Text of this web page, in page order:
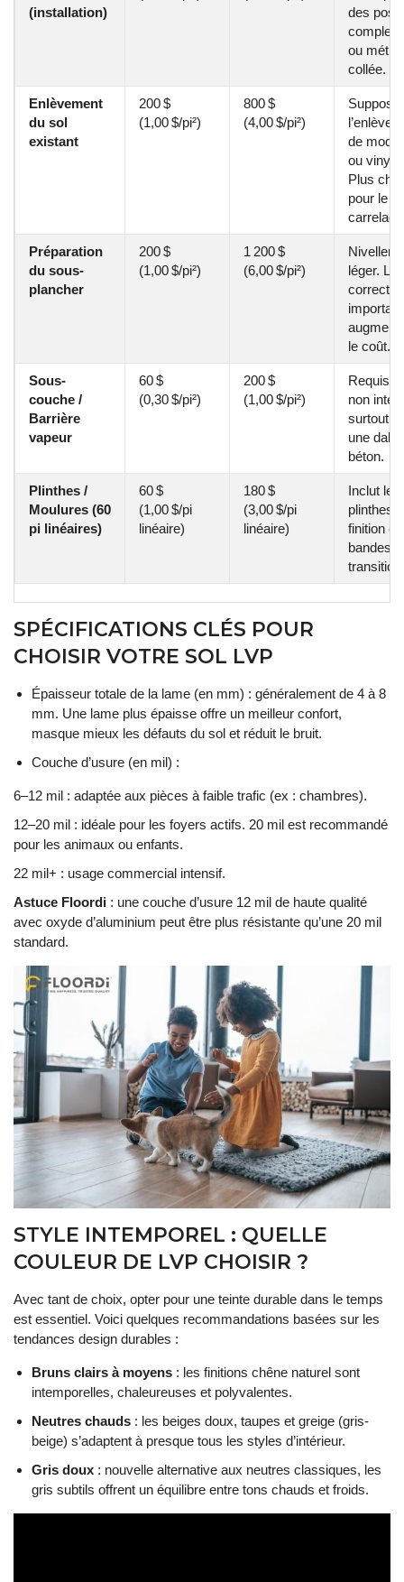
(installation)
des
ou
collée.
Enlèvement
du sol
existant
200 $
(1,00 $/pi²)
800 $
(4,00 $/pi²)
Suppose
de
ou vinyle.
Plus cher
pour le
Préparation
du sous-
plancher
200 $
(1,00 $/pi²)
1 200 $
(6,00 $/pi²)
léger. Les
le coût.
Sous-
couche /
Barrière
vapeur
60 $
(0,30 $/pi²)
200 $
(1,00 $/pi²)
Requise
non
surtout
une dalle
béton.
Plinthes /
Moulures (60
pi linéaires)
60 $
(1,00 $/pi
linéaire)
180 $
(3,00 $/pi
linéaire)
Inclut les
plinthes
finition et
bandes
transition.
SPÉCIFICATIONS CLÉS POUR
CHOISIR VOTRE SOL LVP
Épaisseur totale de la lame (en mm) : généralement de 4 à 8
mm. Une lame plus épaisse offre un meilleur confort,
masque mieux les défauts du sol et réduit le bruit.
Couche d’usure (en mil) :
6–12 mil : adaptée aux pièces à faible trafic (ex : chambres).
12–20 mil : idéale pour les foyers actifs. 20 mil est recommandé
pour les animaux ou enfants.
22 mil+ : usage commercial intensif.
Astuce Floordi : une couche d’usure 12 mil de haute qualité
avec oxyde d’aluminium peut être plus résistante qu’une 20 mil
standard.
STYLE INTEMPOREL : QUELLE
COULEUR DE LVP CHOISIR ?
Avec tant de choix, opter pour une teinte durable dans le temps
est essentiel. Voici quelques recommandations basées sur les
tendances design durables :
Bruns clairs à moyens : les finitions chêne naturel sont
intemporelles, chaleureuses et polyvalentes.
Neutres chauds : les beiges doux, taupes et greige (gris-
beige) s’adaptent à presque tous les styles d’intérieur.
Gris doux : nouvelle alternative aux neutres classiques, les
gris subtils offrent un équilibre entre tons chauds et froids.